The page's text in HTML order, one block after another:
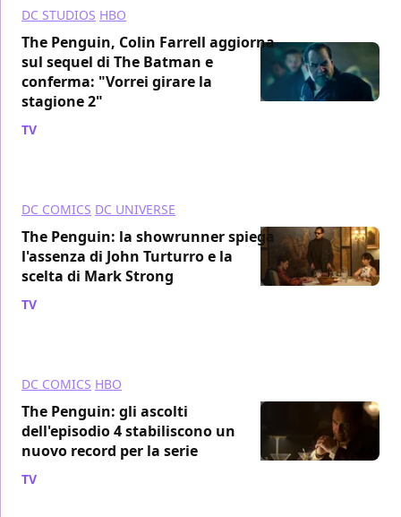
DC STUDIOS HBO
The Penguin, Colin Farrell aggiorna
sul sequel di The Batman e
conferma: "Vorrei girare la
stagione 2"
TV
DC COMICS DC UNIVERSE
The Penguin: la showrunner spiega
l'assenza di John Turturro e la
scelta di Mark Strong
TV
DC COMICS HBO
The Penguin: gli ascolti
dell'episodio 4 stabiliscono un
nuovo record per la serie
TV